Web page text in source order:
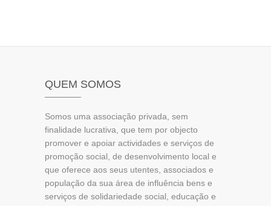
QUEM SOMOS
Somos uma associação privada, sem
finalidade lucrativa, que tem por objecto
promover e apoiar actividades e serviços de
promoção social, de desenvolvimento local e
que oferece aos seus utentes, associados e
população da sua área de influência bens e
serviços de solidariedade social, educação e